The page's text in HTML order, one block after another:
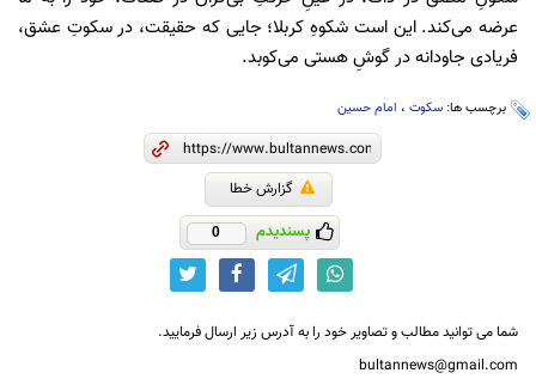
عرضه می‌کند. این است شکوهِ کربلا؛ جایی که حقیقت، در سکوتِ عشق،
فریادی جاودانه در گوشِ هستی می‌کوبد.
برچسب ها: سکوت ، امام حسین
گزارش خطا
پسندیدم 0
شما می توانید مطالب و تصاویر خود را به آدرس زیر ارسال فرمایید.
bultannews@gmail.com